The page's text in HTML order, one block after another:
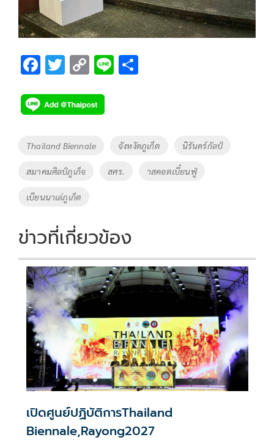
F
e
b
o
k
T
tt
er
C
p
y
Li
Li
Tags
Thailand Biennale จังหงัดภูเก็ต นิรันดร์กัลป์
สมาคมศิลป์ภูเก็จ สศร. าสคอตเบี๋ยนฟู่
เบียนนาเล่ภูเก็ต
ข่าวที่เกี่ยวข้อง
เปิดศูนย์ปฏิบัติการThailand
Biennale,Rayong2027